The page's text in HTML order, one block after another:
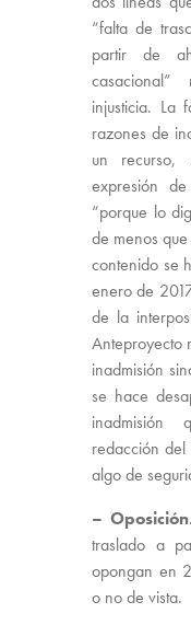
“falta de
partir de
injusticia. La
razones de
un
expresión
“porque lo
de menos
contenido se
enero de
de la
Anteproyecto
inadmisión
se hace
inadmisión
redacción
algo de
–
traslado a
opongan en
o no de vista.